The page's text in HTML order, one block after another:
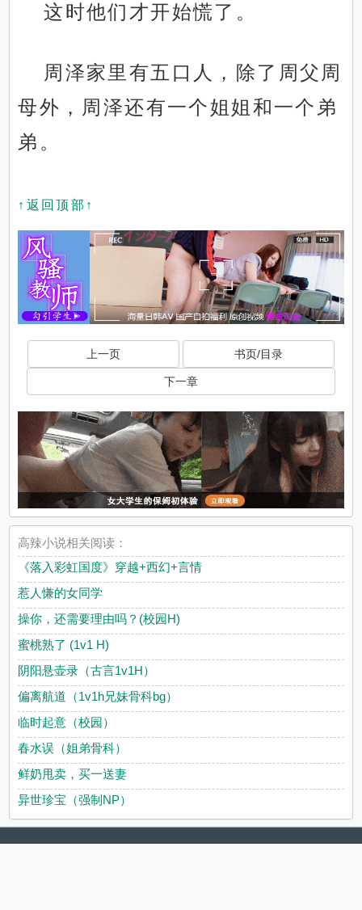
这时他们才开始慌了。
周泽家里有五口人，除了周父周
母外，周泽还有一个姐姐和一个弟
弟。
↑返回顶部↑
上一页 书页/目录
下一章
高辣小说相关阅读：
《落入彩虹国度》穿越+西幻+言情
惹人慊的女同学
操你，还需要理由吗？(校园H)
蜜桃熟了 (1v1 H)
阴阳悬壶录（古言1v1H）
偏离航道（1v1h兄妹骨科bg）
临时起意（校园）
春水误（姐弟骨科）
鲜奶甩卖，买一送妻
异世珍宝（强制NP）